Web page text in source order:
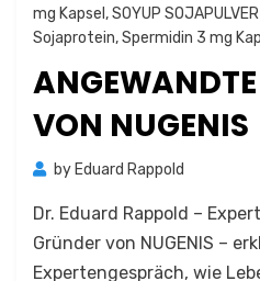
mg Kapsel ,SOYUP
Sojaprotein,Spermidin 3 mg
VON NUGENIS
by Eduard Rappold
Dr. Eduard Rappold –
Gründer von NUGENIS –
Expertengespräch, wie